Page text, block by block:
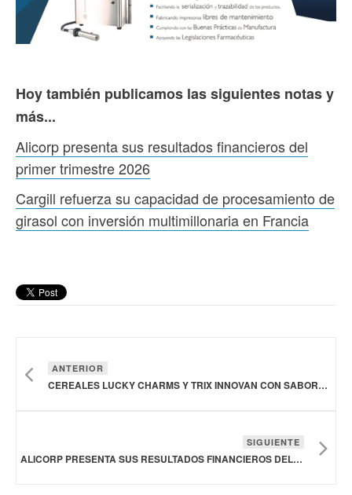
Hoy también publicamos las siguientes notas y
más...
Alicorp presenta sus resultados financieros del
primer trimestre 2026
Cargill refuerza su capacidad de procesamiento de
girasol con inversión multimillonaria en Francia
ANTERIOR
CEREALES LUCKY CHARMS Y TRIX INNOVAN CON SABORES INTENSOS Y COLORANTES DE ORIGEN NATURAL EN ESTADOS UNIDOS
SIGUIENTE
ALICORP PRESENTA SUS RESULTADOS FINANCIEROS DEL PRIMER TRIMESTRE 2026